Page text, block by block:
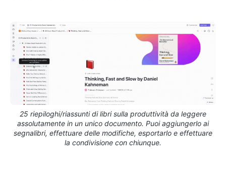
25 riepiloghi/riassunti di libri sulla produttività da leggere
assolutamente in un unico documento. Puoi aggiungerlo ai
segnalibri, effettuare delle modifiche, esportarlo e effettuare
la condivisione con chiunque.